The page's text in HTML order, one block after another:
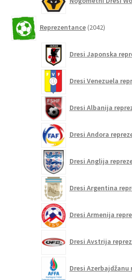
Reprezentance 2042izdelkov
Dresi Japonska
Dresi Venezuela
Dresi Albanija
Dresi Andora
Dresi Anglija
Dresi Argentina
Dresi Armenija
Dresi Avstrija
Dresi Azerbajdžanu